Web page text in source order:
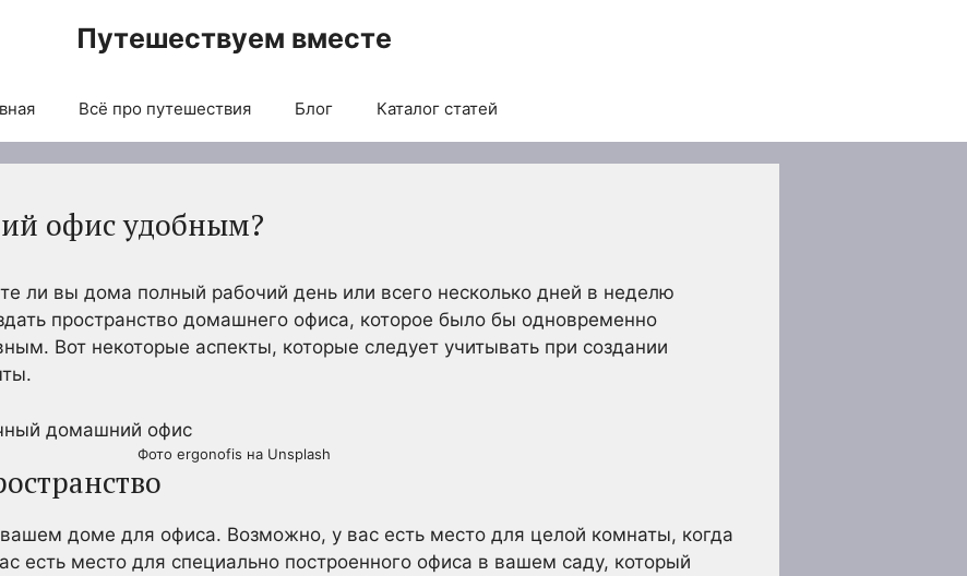
Путешествуем вместе
Всё про путешествия Блог Каталог статей
офис удобным?
ли вы дома полный рабочий день или всего несколько дней в неделю
пространство домашнего офиса, которое было бы одновременно
Вот некоторые аспекты, которые следует учитывать при создании
Фото ergonofis на Unsplash
доме для офиса. Возможно, у вас есть место для целой комнаты, когда
есть место для специально построенного офиса в вашем саду, который